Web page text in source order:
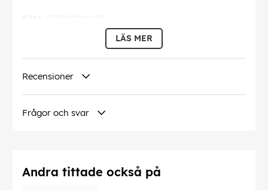
LÄS MER
Recensioner
Frågor och svar
Andra tittade också på